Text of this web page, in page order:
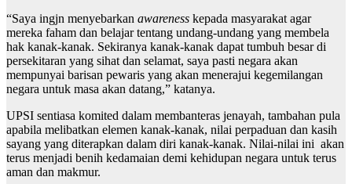
“Saya ingjn menyebarkan awareness kepada masyarakat agar
mereka faham dan belajar tentang undang-undang yang membela
hak kanak-kanak. Sekiranya kanak-kanak dapat tumbuh besar di
persekitaran yang sihat dan selamat, saya pasti negara akan
mempunyai barisan pewaris yang akan menerajui kegemilangan
negara untuk masa akan datang,” katanya.
UPSI sentiasa komited dalam membanteras jenayah, tambahan pula
apabila melibatkan elemen kanak-kanak, nilai perpaduan dan kasih
sayang yang diterapkan dalam diri kanak-kanak. Nilai-nilai ini akan
terus menjadi benih kedamaian demi kehidupan negara untuk terus
aman dan makmur.